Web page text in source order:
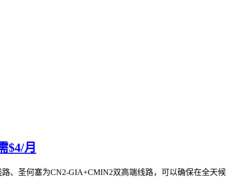
$4/月
、圣何塞为CN2-GIA+CMIN2双高端线路，可以确保在全天候